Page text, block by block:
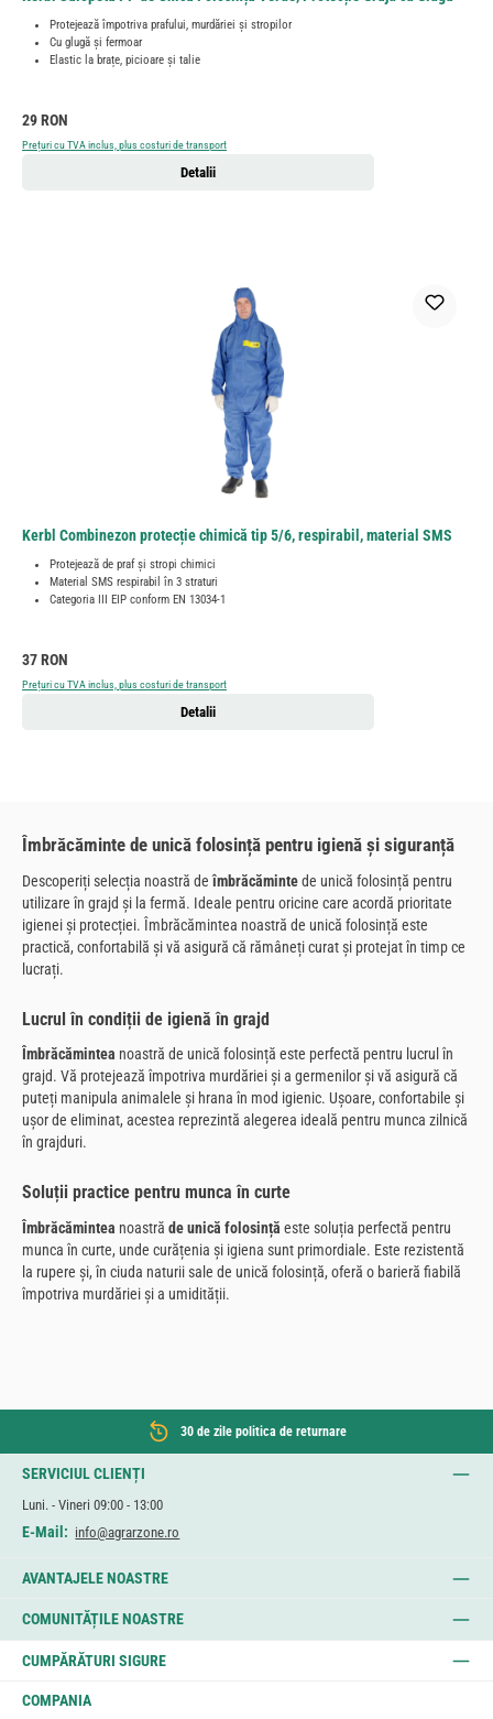
Protejează împotriva prafului, murdăriei și stropilor
Cu glugă și fermoar
Elastic la brațe, picioare și talie
Preț obișnuit:
29 RON
Prețuri cu TVA inclus, plus costuri de transport
Detalii
Kerbl Combinezon protecție chimică tip 5/6, respirabil, material SMS
Protejează de praf și stropi chimici
Material SMS respirabil în 3 straturi
Categoria III EIP conform EN 13034-1
Preț obișnuit:
37 RON
Prețuri cu TVA inclus, plus costuri de transport
Detalii
Îmbrăcăminte de unică folosință pentru igienă și siguranță
Descoperiți selecția noastră deîmbrăcămintede unică folosință pentru
utilizare în grajd și la fermă. Ideale pentru oricine care acordă prioritate
igienei și protecției. Îmbrăcămintea noastră de unică folosință este
practică, confortabilă și vă asigură că rămâneți curat și protejat în timp ce
lucrați.
Lucrul în condiții de igienă în grajd
Îmbrăcămintea noastră de unică folosință este perfectă pentru lucrul în
grajd. Vă protejează împotriva murdăriei și a germenilor și vă asigură că
puteți manipula animalele și hrana în mod igienic. Ușoare, confortabile și
ușor de eliminat, acestea reprezintă alegerea ideală pentru munca zilnică
în grajduri.
Soluții practice pentru munca în curte
Îmbrăcămintea noastră de unică folosință este soluția perfectă pentru
munca în curte, unde curățenia și igiena sunt primordiale. Este rezistentă
la rupere și, în ciuda naturii sale de unică folosință, oferă o barieră fiabilă
împotriva murdăriei și a umidității.
30 de zile politica de returnare
SERVICIUL CLIENȚI
Luni. - Vineri 09:00 - 13:00
E-Mail: info@agrarzone.ro
AVANTAJELE NOASTRE
COMUNITĂȚILE NOASTRE
CUMPĂRĂTURI SIGURE
COMPANIA